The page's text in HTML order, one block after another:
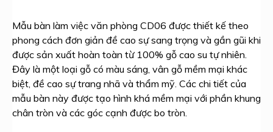
Mẫu bàn làm việc văn phòng CD06 được thiết kế theo
phong cách đơn giản đề cao sự sang trọng và gần gũi khi
được sản xuất hoàn toàn từ 100% gỗ cao su tự nhiên.
Đây là một loại gỗ có màu sáng, vân gỗ mềm mại khác
biệt, đề cao sự trang nhã và thẩm mỹ. Các chi tiết của
mẫu bàn này được tạo hình khá mềm mại với phần khung
chân tròn và các góc cạnh được bo tròn.